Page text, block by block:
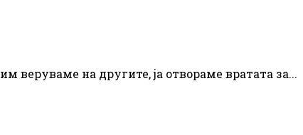
веруваме на другите, ја отвораме вратата за...